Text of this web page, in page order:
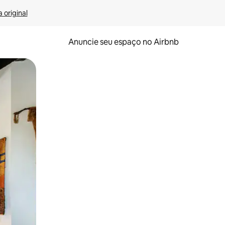
original
Anuncie seu espaço no Airbnb
o dedo na tela.